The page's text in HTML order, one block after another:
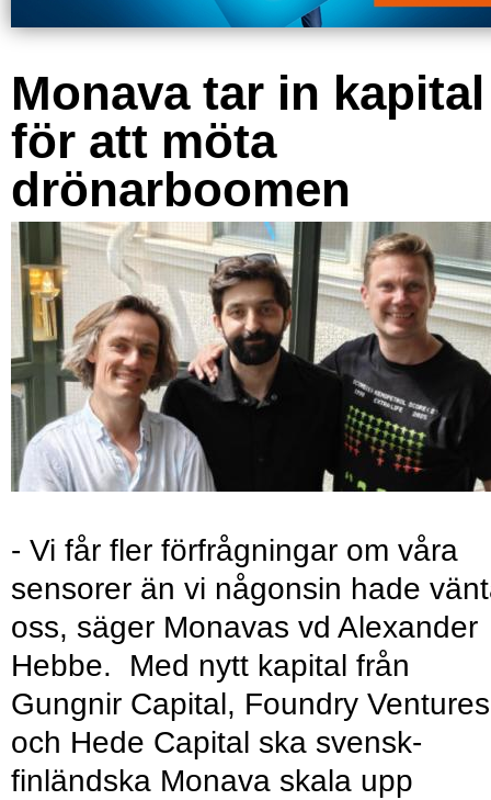
Monava tar in kapital
för att möta
drönarboomen
- Vi får fler förfrågningar om våra
sensorer än vi någonsin hade
oss, säger Monavas vd Alexander
Hebbe. Med nytt kapital från
Gungnir Capital, Foundry Ventures
och Hede Capital ska svensk-
finländska Monava skala upp